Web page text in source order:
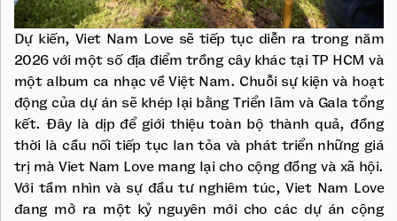
Dự kiến, Viet Nam Love sẽ tiếp tục diễn ra trong năm
2026 với một số địa điểm trồng cây khác tại TP HCM và
một album ca nhạc về Việt Nam. Chuỗi sự kiện và hoạt
động của dự án sẽ khép lại bằng Triển lãm và Gala tổng
kết. Đây là dịp để giới thiệu toàn bộ thành quả, đồng
thời là cầu nối tiếp tục lan tỏa và phát triển những giá
trị mà Viet Nam Love mang lại cho cộng đồng và xã hội.
Với tầm nhìn và sự đầu tư nghiêm túc, Viet Nam Love
đang mở ra một kỷ nguyên mới cho các dự án cộng